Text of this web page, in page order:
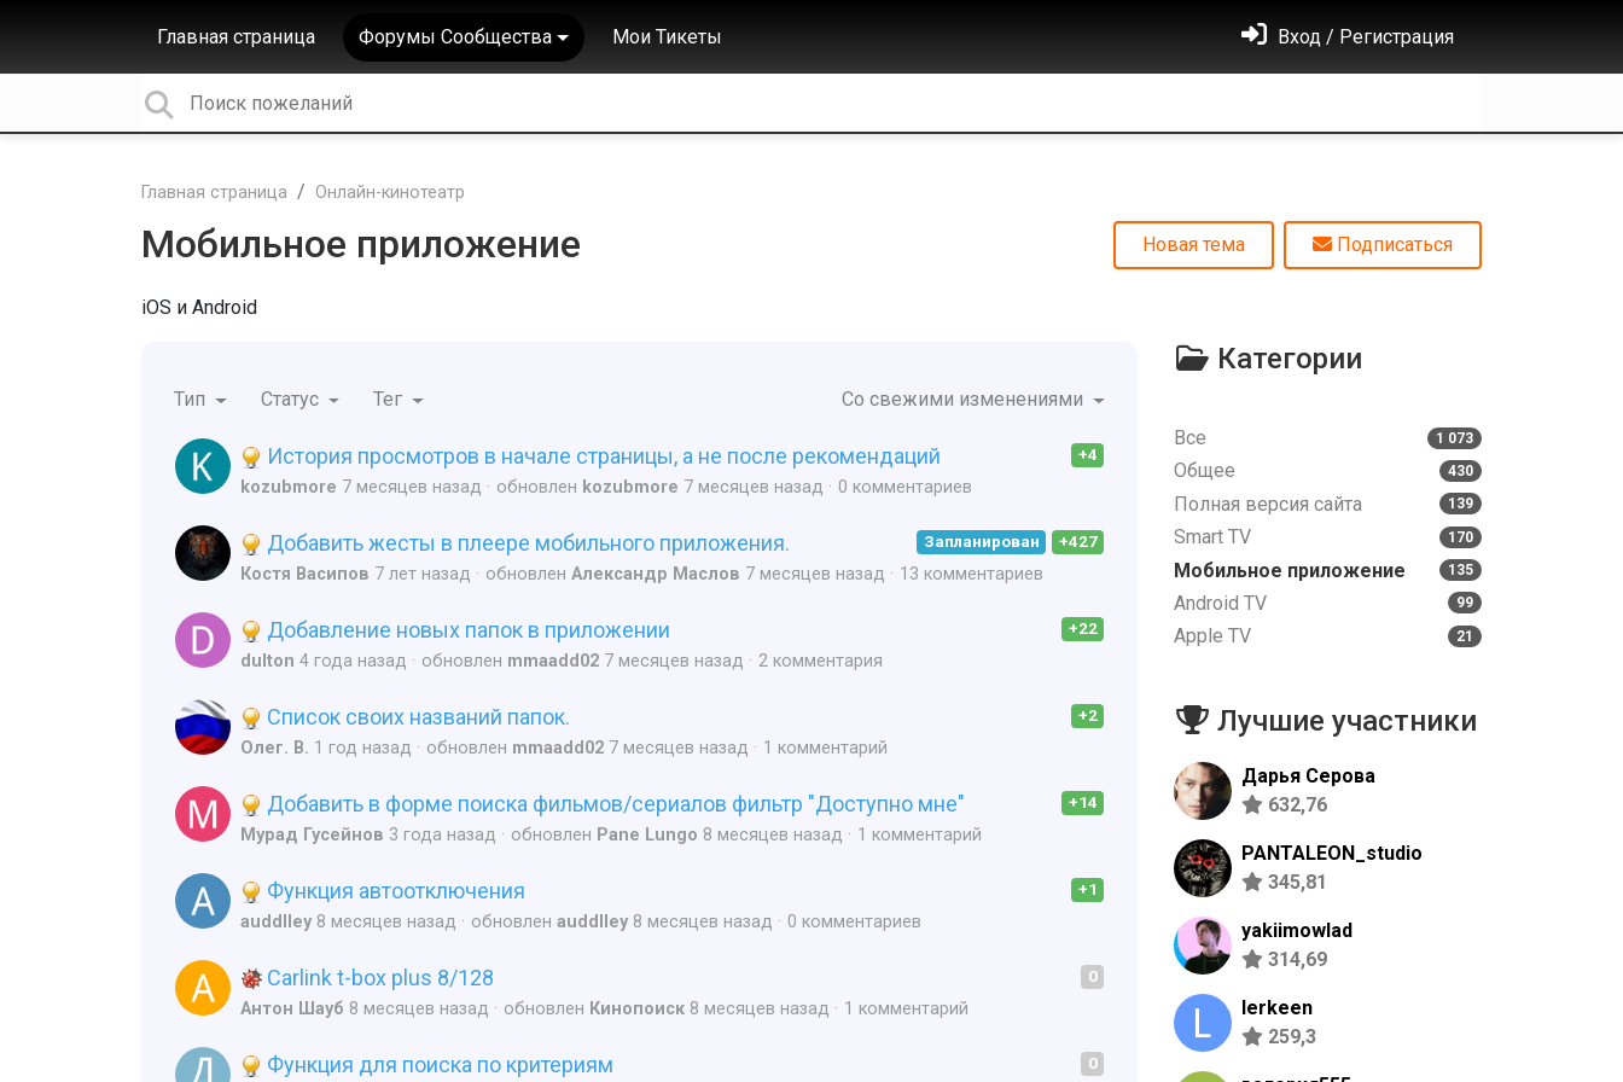
Главная страница Форумы Сообщества Мои Тикеты Вход / Регистрация
Главная страница Онлайн-кинотеатр
Мобильное приложение Новая тема Подписаться
iOS и Android
Тип Статус Тег Со свежими изменениями
+4
История просмотров в начале страницы, а не после рекомендаций
kozubmore 7 месяцев назад обновлен kozubmore 7 месяцев назад 0 комментариев
+427
Запланирован
Добавить жесты в плеере мобильного приложения.
Костя Васипов 7 лет назад обновлен Александр Маслов 7 месяцев назад 13 комментариев
+22
Добавление новых папок в приложении
dulton 4 года назад обновлен mmaadd02 7 месяцев назад 2 комментария
+2
Список своих названий папок.
Олег. В. 1 год назад обновлен mmaadd02 7 месяцев назад 1 комментарий
+14
Добавить в форме поиска фильмов/сериалов фильтр "Доступно мне"
Мурад Гусейнов 3 года назад обновлен Pane Lungo 8 месяцев назад 1 комментарий
+1
Функция автоотключения
auddlley 8 месяцев назад обновлен auddlley 8 месяцев назад 0 комментариев
0
Carlink t-box plus 8/128
Антон Шауб 8 месяцев назад обновлен Кинопоиск 8 месяцев назад 1 комментарий
0
Функция для поиска по критериям
Категории
Все 1 073
Общее 430
Полная версия сайта 139
Smart TV 170
Мобильное приложение 135
Android TV 99
Apple TV 21
Лучшие участники
Дарья Серова
632,76
PANTALEON_studio
345,81
yakiimowlad
314,69
lerkeen
259,3